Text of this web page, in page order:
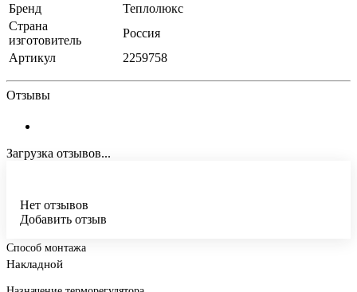
Бренд
Теплолюкс
Страна
изготовитель
Россия
Артикул
2259758
Отзывы
Загрузка отзывов...
Нет отзывов
Добавить отзыв
Способ монтажа
Накладной